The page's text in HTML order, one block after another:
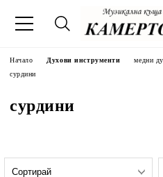
Начало Духови инструменти медни
сурдини
сурдини